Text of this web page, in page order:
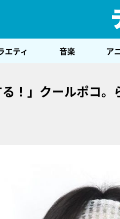
エティ 音楽 ア
る！」クールポコ